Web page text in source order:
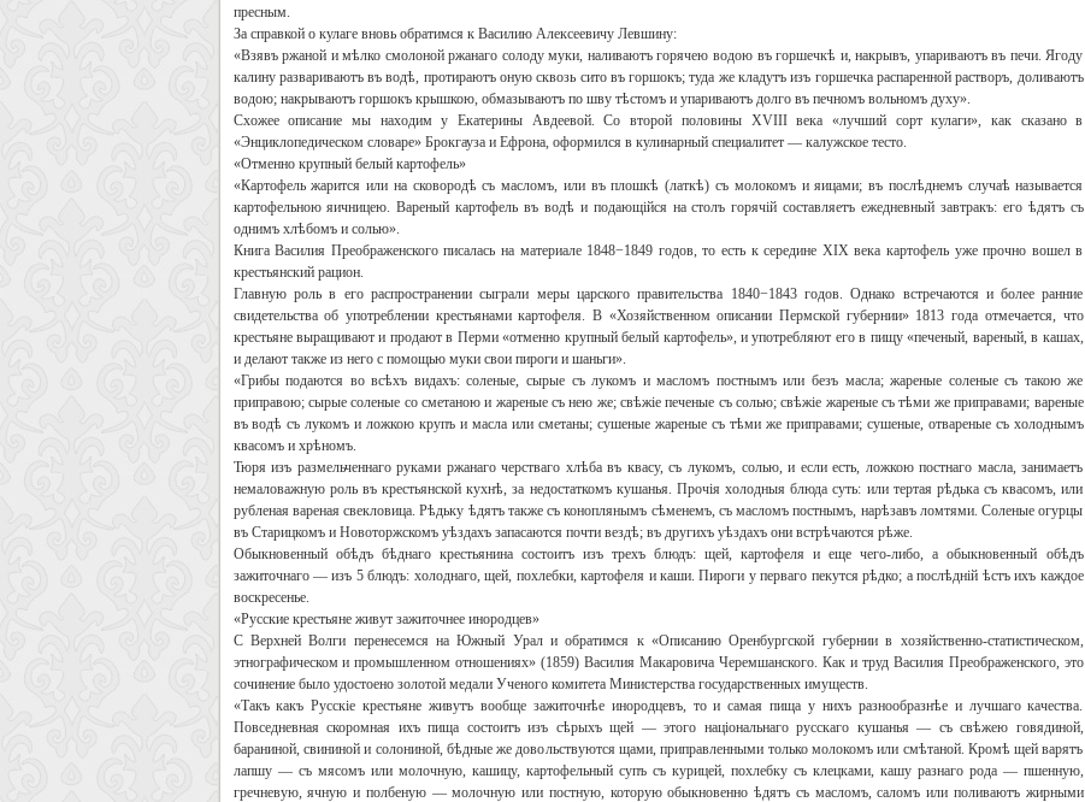
пресным.
За справкой о кулаге вновь обратимся к Василию Алексеевичу Левшину:
«Взявъ ржаной и мѣлко смолоной ржанаго солоду муки, наливаютъ горячею водою въ горшечкѣ и, накрывъ, упариваютъ въ печи. Ягоду
калину развариваютъ въ водѣ, протираютъ оную сквозь сито въ горшокъ; туда же кладутъ изъ горшечка распаренной растворъ, доливаютъ
водою; накрываютъ горшокъ крышкою, обмазываютъ по шву тѣстомъ и упариваютъ долго въ печномъ вольномъ духу».
Схожее описание мы находим у Екатерины Авдеевой. Со второй половины XVIII века «лучший сорт кулаги», как сказано в
«Энциклопедическом словаре» Брокгауза и Ефрона, оформился в кулинарный специалитет — калужское тесто.
«Отменно крупный белый картофель»
«Картофель жарится или на сковородѣ съ масломъ, или въ плошкѣ (латкѣ) съ молокомъ и яицами; въ послѣднемъ случаѣ называется
картофельною яичницею. Вареный картофель въ водѣ и подающійся на столъ горячій составляетъ ежедневный завтракъ: его ѣдятъ съ
однимъ хлѣбомъ и солью».
Книга Василия Преображенского писалась на материале 1848−1849 годов, то есть к середине XIX века картофель уже прочно вошел в
крестьянский рацион.
Главную роль в его распространении сыграли меры царского правительства 1840−1843 годов. Однако встречаются и более ранние
свидетельства об употреблении крестьянами картофеля. В «Хозяйственном описании Пермской губернии» 1813 года отмечается, что
крестьяне выращивают и продают в Перми «отменно крупный белый картофель», и употребляют его в пищу «печеный, вареный, в кашах,
и делают также из него с помощью муки свои пироги и шаньги».
«Грибы подаются во всѣхъ видахъ: соленые, сырые съ лукомъ и масломъ постнымъ или безъ масла; жареные соленые съ такою же
приправою; сырые соленые со сметаною и жареные съ нею же; свѣжіе печеные съ солью; свѣжіе жареные съ тѣми же приправами; вареные
въ водѣ съ лукомъ и ложкою крупъ и масла или сметаны; сушеные жареные съ тѣми же приправами; сушеные, отвареные съ холоднымъ
квасомъ и хрѣномъ.
Тюря изъ размельченнаго руками ржанаго черстваго хлѣба въ квасу, съ лукомъ, солью, и если есть, ложкою постнаго масла, занимаетъ
немаловажную роль въ крестьянской кухнѣ, за недостаткомъ кушанья. Прочія холодныя блюда суть: или тертая рѣдька съ квасомъ, или
рубленая вареная свекловица. Рѣдьку ѣдятъ также съ коноплянымъ сѣменемъ, съ масломъ постнымъ, нарѣзавъ ломтями. Соленые огурцы
въ Старицкомъ и Новоторжскомъ уѣздахъ запасаются почти вездѣ; въ другихъ уѣздахъ они встрѣчаются рѣже.
Обыкновенный обѣдъ бѣднаго крестьянина состоитъ изъ трехъ блюдъ: щей, картофеля и еще чего-либо, а обыкновенный обѣдъ
зажиточнаго — изъ 5 блюдъ: холоднаго, щей, похлебки, картофеля и каши. Пироги у перваго пекутся рѣдко; а послѣдній ѣстъ ихъ каждое
воскресенье.
«Русские крестьяне живут зажиточнее инородцев»
С Верхней Волги перенесемся на Южный Урал и обратимся к «Описанию Оренбургской губернии в хозяйственно-статистическом,
этнографическом и промышленном отношениях» (1859) Василия Макаровича Черемшанского. Как и труд Василия Преображенского, это
сочинение было удостоено золотой медали Ученого комитета Министерства государственных имуществ.
«Такъ какъ Русскіе крестьяне живутъ вообще зажиточнѣе инородцевъ, то и самая пища у нихъ разнообразнѣе и лучшаго качества.
Повседневная скоромная ихъ пища состоитъ изъ сѣрыхъ щей — этого національнаго русскаго кушанья — съ свѣжею говядиной,
бараниной, свининой и солониной, бѣдные же довольствуются щами, приправленными только молокомъ или смѣтаной. Кромѣ щей варятъ
лапшу — съ мясомъ или молочную, кашицу, картофельный супъ съ курицей, похлебку съ клецками, кашу разнаго рода — пшенную,
гречневую, ячную и полбеную — молочную или постную, которую обыкновенно ѣдятъ съ масломъ, саломъ или поливаютъ жирными